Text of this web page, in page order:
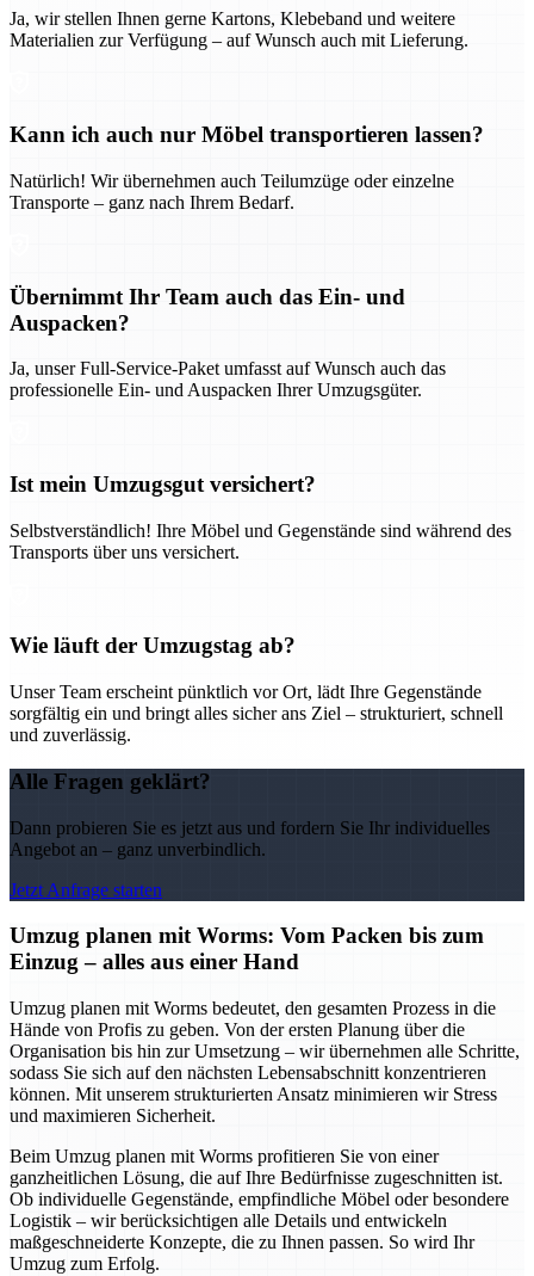
Ja, wir stellen Ihnen gerne Kartons, Klebeband und weitere
Materialien zur Verfügung – auf Wunsch auch mit Lieferung.
Kann ich auch nur Möbel transportieren lassen?
Natürlich! Wir übernehmen auch Teilumzüge oder einzelne
Transporte – ganz nach Ihrem Bedarf.
Übernimmt Ihr Team auch das Ein- und
Auspacken?
Ja, unser Full-Service-Paket umfasst auf Wunsch auch das
professionelle Ein- und Auspacken Ihrer Umzugsgüter.
Ist mein Umzugsgut versichert?
Selbstverständlich! Ihre Möbel und Gegenstände sind während des
Transports über uns versichert.
Wie läuft der Umzugstag ab?
Unser Team erscheint pünktlich vor Ort, lädt Ihre Gegenstände
sorgfältig ein und bringt alles sicher ans Ziel – strukturiert, schnell
und zuverlässig.
Alle Fragen geklärt?
Dann probieren Sie es jetzt aus und fordern Sie Ihr individuelles
Angebot an – ganz unverbindlich.
Jetzt Anfrage starten
Umzug planen mit Worms: Vom Packen bis zum
Einzug – alles aus einer Hand
Umzug planen mit Worms bedeutet, den gesamten Prozess in die
Hände von Profis zu geben. Von der ersten Planung über die
Organisation bis hin zur Umsetzung – wir übernehmen alle Schritte,
sodass Sie sich auf den nächsten Lebensabschnitt konzentrieren
können. Mit unserem strukturierten Ansatz minimieren wir Stress
und maximieren Sicherheit.
Beim Umzug planen mit Worms profitieren Sie von einer
ganzheitlichen Lösung, die auf Ihre Bedürfnisse zugeschnitten ist.
Ob individuelle Gegenstände, empfindliche Möbel oder besondere
Logistik – wir berücksichtigen alle Details und entwickeln
maßgeschneiderte Konzepte, die zu Ihnen passen. So wird Ihr
Umzug zum Erfolg.